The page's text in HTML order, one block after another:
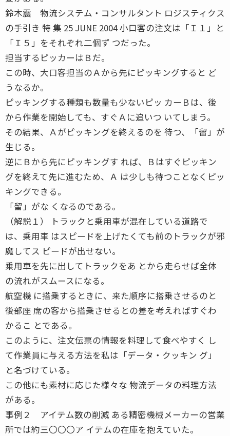
鈴木震 物流システム・コンサルタント ロジスティクス
の手引き 特 集 25 JUNE 2004 小口客の注文は「Ｉ１」と
「Ｉ５」をそれぞれ二個ず つだった。
担当するピッカーはＢだ。
この時、大口客担当のＡから先にピッキングすると ど
うなるか。
ピッキングする種類も数量も少ないピッ カーＢは、後
から作業を開始しても、すぐＡに追いつ いてしまう。
その結果、Ａがピッキングを終えるのを 待つ、「留」が
生じる。
逆にＢから先にピッキングす れば、Ｂはすぐピッキン
グを終えて先に進むため、Ａ は少しも待つことなくピッ
キングできる。
「留」がな くなるのである。
（解説１） トラックと乗用車が混在している道路で
は、乗用車 はスピードを上げたくても前のトラックが邪
魔してス ピードが出せない。
乗用車を先に出してトラックをあ とから走らせば全体
の流れがスムースになる。
航空機 に搭乗するときに、来た順序に搭乗させるのと
後部座 席の客から搭乗させるとの差を考えればすぐわ
かるこ とである。
このように、注文伝票の情報を料理して食べやすく し
て作業員に与える方法を私は「データ・クッキン グ」
と名づけている。
この他にも素材に応じた様々な 物流データの料理方法
がある。
事例２ アイテム数の削減 ある精密機械メーカーの営業
所では約三〇〇〇ア イテムの在庫を抱えていた。